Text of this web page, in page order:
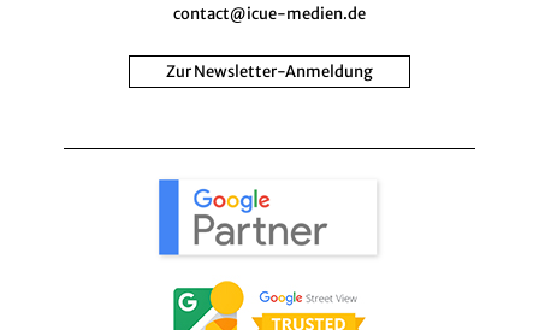
contact@icue-medien.de
Zur Newsletter-Anmeldung